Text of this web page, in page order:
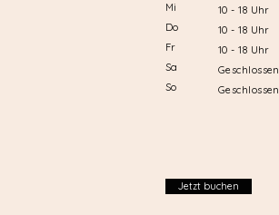
Mi
Do
Fr
Sa
So
10 - 18 Uhr
10 - 18 Uhr
10 - 18 Uhr
Geschlossen
Geschlossen
Jetzt buchen